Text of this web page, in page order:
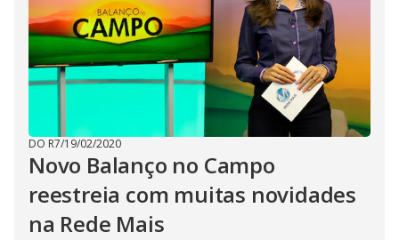
DO R7/19/02/2020
Novo Balanço no Campo
reestreia com muitas novidades
na Rede Mais